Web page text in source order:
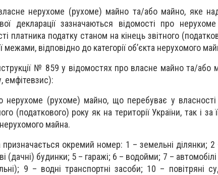
нерухоме (рухоме) майно та/або майно, яке
декларації зазначаються відомості про
платника податку станом на кінець звітного
межами, відповідно до категорії об’єкта нерухомого
№ 859 у відомостях про власне майно та/або
емфітевзис):
нерухоме (рухоме) майно, що перебуває у власності
(податкового) року як на території України, так і за
нерухомого майна.
призначається окремий номер: 1 – земельні ділянки; 2
(дачні) будинки; 5 – гаражі; 6 – водойми; 7 – автомобілі
9 – водні транспортні засоби; 10 – повітряні